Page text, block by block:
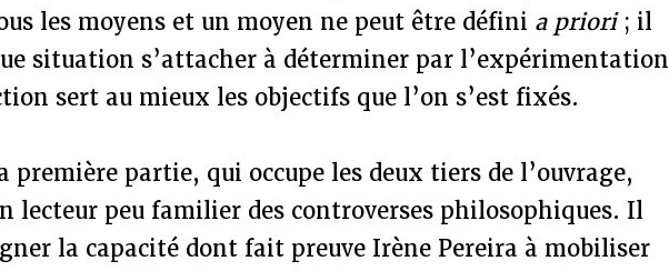
les moyens et un moyen ne peut être défini a priori; il
situation s’attacher à déterminer par l’expérimentation
sert au mieux les objectifs que l’on s’est fixés.
première partie, qui occupe les deux tiers de l’ouvrage,
lecteur peu familier des controverses philosophiques. Il
la capacité dont fait preuve Irène Pereira à mobiliser